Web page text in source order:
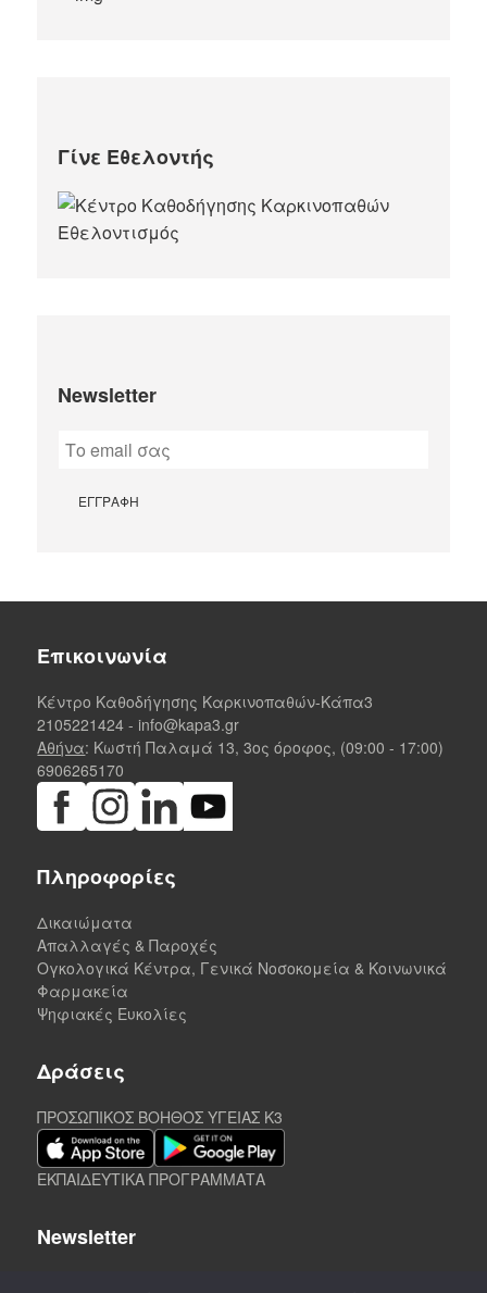
Γίνε Εθελοντής
Newsletter
Επικοινωνία
Κέντρο Καθοδήγησης Καρκινοπαθών-Κάπα3
2105221424 - info@kapa3.gr
Αθήνα: Κωστή Παλαμά 13, 3ος όροφος, (09:00 - 17:00)
6906265170
Πληροφορίες
Δικαιώματα
Απαλλαγές & Παροχές
Ογκολογικά Κέντρα, Γενικά Νοσοκομεία & Κοινωνικά
Φαρμακεία
Ψηφιακές Ευκολίες
Δράσεις
ΠΡΟΣΩΠΙΚΟΣ ΒΟΗΘΟΣ ΥΓΕΙΑΣ K3
ΕΚΠΑΙΔΕΥΤΙΚΑ ΠΡΟΓΡΑΜΜΑΤΑ
Newsletter